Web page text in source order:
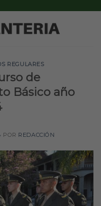
REGULARES
de
Básico año
POR REDACCIÓN